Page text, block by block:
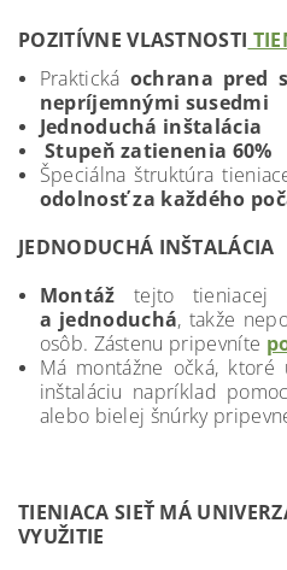
POZITÍVNE VLASTNOSTI
Praktická ochrana pred
nepríjemnými susedmi
Jednoduchá inštalácia
Stupeň zatienenia 60%
Špeciálna štruktúra
odolnosť za každého
JEDNODUCHÁ INŠTALÁCIA
Montáž tejto
a jednoduchá, takže
osôb. Zástenu pripevníte
Má montážne očká,
inštaláciu napríklad
alebo bielej šnúrky
TIENIACA SIEŤ MÁ
VYUŽITIE